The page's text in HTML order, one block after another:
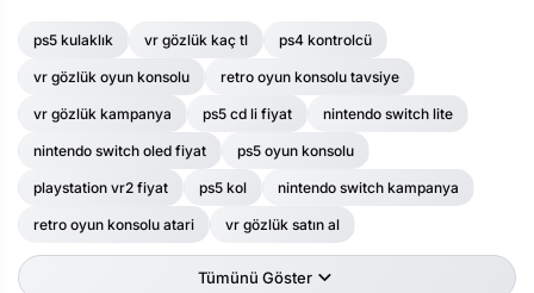
ps5 kulaklık vr gözlük kaç tl ps4 kontrolcü
vr gözlük oyun konsolu retro oyun konsolu tavsiye
vr gözlük kampanya ps5 cd li fiyat nintendo switch lite
nintendo switch oled fiyat ps5 oyun konsolu
playstation vr2 fiyat ps5 kol nintendo switch kampanya
retro oyun konsolu atari vr gözlük satın al
Tümünü Göster